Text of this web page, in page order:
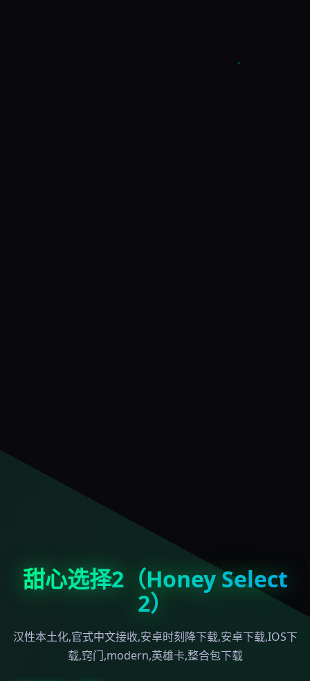
甜心选择2（Honey Select
2）
汉性本土化,官式中文接收,安卓时刻降下载,安卓下载,IOS下
载,窍门,modern,英雄卡,整合包下载